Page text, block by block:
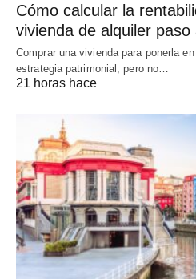
Cómo calcular la
vivienda de alquiler paso
Comprar una vivienda para ponerla
estrategia patrimonial, pero no…
21 horas hace